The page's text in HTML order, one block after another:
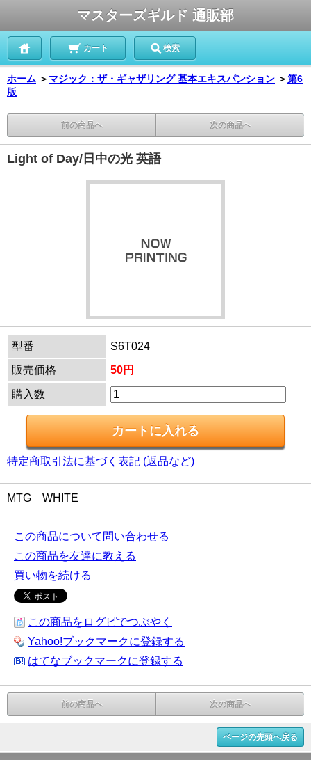
マスターズギルド 通販部
カート 検索
ホーム ＞ マジック：ザ・ギャザリング 基本エキスパンション ＞第6
版
前の商品へ 次の商品へ
Light of Day/日中の光 英語
型番
S6T024
販売価格
50円
購入数
特定商取引法に基づく表記 (返品など)
MTG WHITE
この商品について問い合わせる
この商品を友達に教える
買い物を続ける
この商品をログピでつぶやく
Yahoo!ブックマークに登録する
はてなブックマークに登録する
前の商品へ 次の商品へ
ページの先頭へ戻る